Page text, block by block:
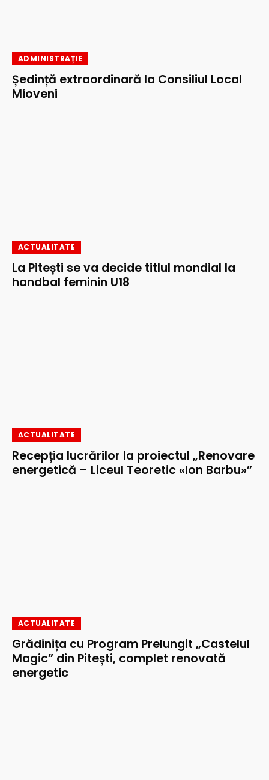
ADMINISTRAȚIE
Ședință extraordinară la Consiliul Local
Mioveni
ACTUALITATE
La Pitești se va decide titlul mondial la
handbal feminin U18
ACTUALITATE
Recepția lucrărilor la proiectul „Renovare
energetică – Liceul Teoretic «Ion Barbu»”
ACTUALITATE
Grădinița cu Program Prelungit „Castelul
Magic” din Pitești, complet renovată
energetic